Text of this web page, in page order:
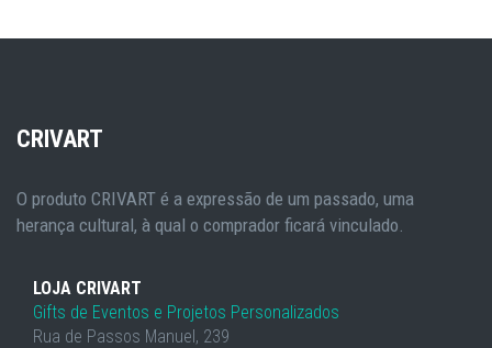
CRIVART
O produto CRIVART é a expressão de um passado, uma
herança cultural, à qual o comprador ficará vinculado.
LOJA CRIVART
Gifts de Eventos e Projetos Personalizados
Rua de Passos Manuel, 239